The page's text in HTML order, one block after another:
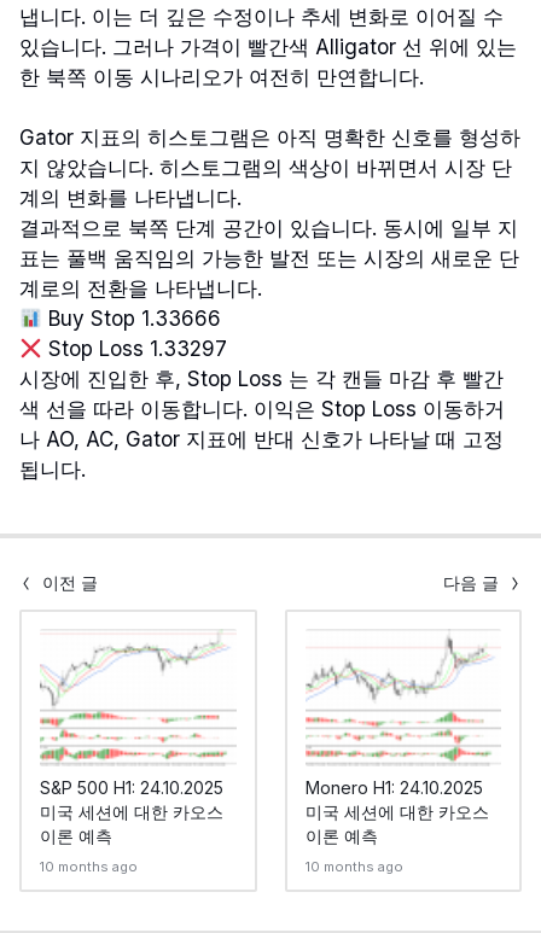
냅니다. 이는 더 깊은 수정이나 추세 변화로 이어질 수
있습니다. 그러나 가격이 빨간색 Alligator 선 위에 있는
한 북쪽 이동 시나리오가 여전히 만연합니다.
Gator 지표의 히스토그램은 아직 명확한 신호를 형성하
지 않았습니다. 히스토그램의 색상이 바뀌면서 시장 단
계의 변화를 나타냅니다.
결과적으로 북쪽 단계 공간이 있습니다. 동시에 일부 지
표는 풀백 움직임의 가능한 발전 또는 시장의 새로운 단
계로의 전환을 나타냅니다.
Buy Stop 1.33666
Stop Loss 1.33297
시장에 진입한 후, Stop Loss 는 각 캔들 마감 후 빨간
색 선을 따라 이동합니다. 이익은 Stop Loss 이동하거
나 AO, AC, Gator 지표에 반대 신호가 나타날 때 고정
됩니다.
이전 글 다음 글
S&P 500 H1: 24.10.2025
미국 세션에 대한 카오스
이론 예측
10 months ago
Monero H1: 24.10.2025
미국 세션에 대한 카오스
이론 예측
10 months ago